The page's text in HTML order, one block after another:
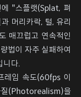
"스플랫(Splat, 펴
머리카락, 털, 유리
매끄럽고 연속적인
법이 자주 실패하여
니다.
레임 속도(60fps 이
(Photorealism)을